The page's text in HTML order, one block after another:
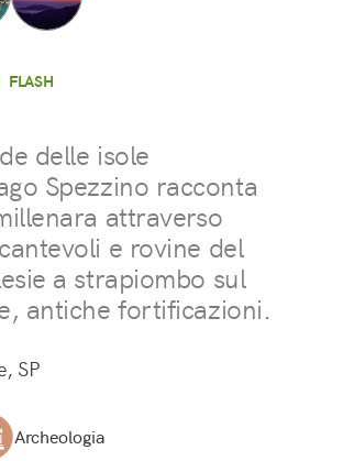
FLASH
delle isole
Spezzino racconta
attraverso
e rovine del
a strapiombo sul
antiche fortificazioni.
SP
Archeologia